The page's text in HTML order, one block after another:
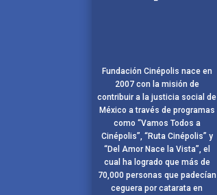
Fundación Cinépolis nace en
2007 con la misión de
contribuir a la justicia social de
México a través de programas
como “Vamos Todos a
Cinépolis”, “Ruta Cinépolis” y
“Del Amor Nace la Vista”, el
cual ha logrado que más de
70,000 personas que padecían
ceguera por catarata en